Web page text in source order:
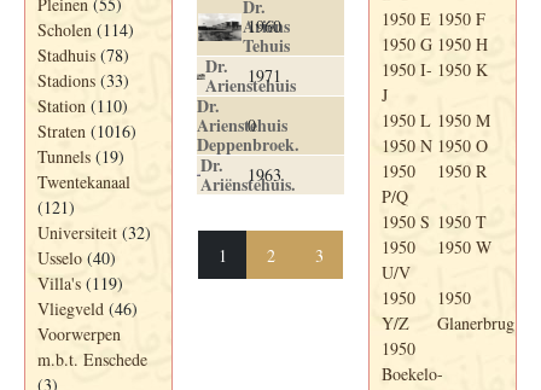
Scholen (114)
Stadhuis (78)
Stadions (33)
Station (110)
Straten (1016)
Tunnels (19)
Twentekanaal
(121)
Universiteit (32)
Usselo (40)
Villa's (119)
Vliegveld (46)
Voorwerpen
m.b.t. Enschede
(3)
Dr.
Ariëns
Tehuis
1960
Dr.
Arienstehuis
1971
Dr.
Arienstehuis
Deppenbroek.
0
Dr.
Ariënstehuis.
1963
1 2 3
1950 E 1950 F
1950 G 1950 H
1950 I-
J
1950 K
1950 L 1950 M
1950 N 1950 O
1950
P/Q
1950 R
1950 S 1950 T
1950
U/V
1950 W
1950
Y/Z
1950
Glanerbrug
1950
Boekelo-